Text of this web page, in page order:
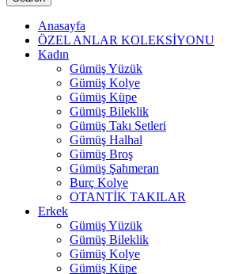
Anasayfa
ÖZEL ANLAR KOLEKSİYONU
Kadın
Gümüş Yüzük
Gümüş Kolye
Gümüş Küpe
Gümüş Bileklik
Gümüş Takı Setleri
Gümüş Halhal
Gümüş Broş
Gümüş Şahmeran
Burç Kolye
OTANTİK TAKILAR
Erkek
Gümüş Yüzük
Gümüş Bileklik
Gümüş Kolye
Gümüş Küpe